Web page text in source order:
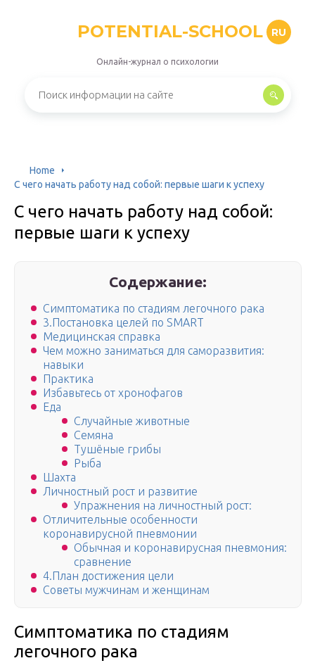
POTENTIAL-SCHOOL RU
Онлайн-журнал о психологии
Home
С чего начать работу над собой: первые шаги к успеху
С чего начать работу над собой:
первые шаги к успеху
Содержание:
Симптоматика по стадиям легочного рака
3.Постановка целей по SMART
Медицинская справка
Чем можно заниматься для саморазвития:
навыки
Практика
Избавьтесь от хронофагов
Еда
Случайные животные
Семяна
Тушёные грибы
Рыба
Шахта
Личностный рост и развитие
Упражнения на личностный рост:
Отличительные особенности
коронавирусной пневмонии
Обычная и коронавирусная пневмония:
сравнение
4.План достижения цели
Советы мужчинам и женщинам
Симптоматика по стадиям
легочного рака